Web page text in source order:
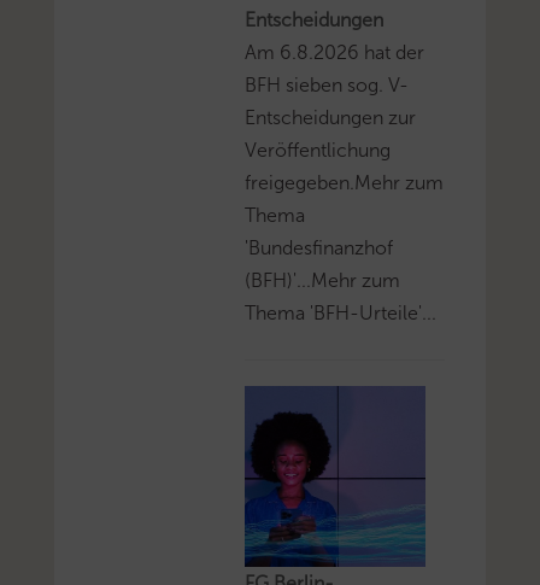
Entscheidungen
Am 6.8.2026 hat der
BFH sieben sog. V-
Entscheidungen zur
Veröffentlichung
freigegeben.Mehr zum
Thema
'Bundesfinanzhof
(BFH)'...Mehr zum
Thema 'BFH-Urteile'...